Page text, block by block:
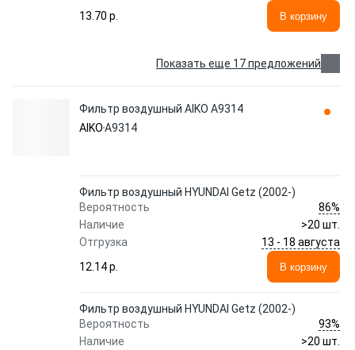
13.70 p.
В корзину
Показать еще 17 предложений
Фильтр воздушный AIKO A9314
AIKOA9314
Фильтр воздушный HYUNDAI Getz (2002-)
Вероятность
86%
Наличие
>20 шт.
Отгрузка
13 - 18 августа
12.14 p.
В корзину
Фильтр воздушный HYUNDAI Getz (2002-)
Вероятность
93%
Наличие
>20 шт.